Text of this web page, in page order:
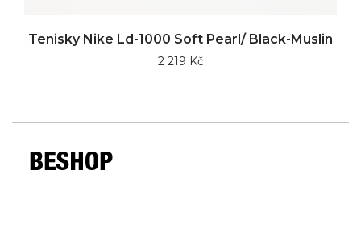
Tenisky Nike Ld-1000 Soft Pearl/ Black-Muslin
2 219 Kč